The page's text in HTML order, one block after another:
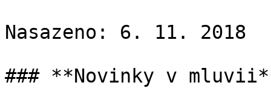
Nasazeno: 6. 11. 2018
### **Novinky v